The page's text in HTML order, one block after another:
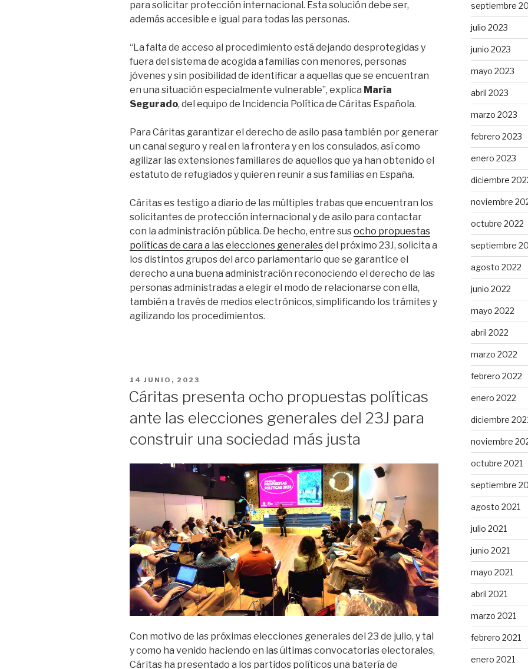
para solicitar protección internacional. Esta solución debe ser,
además accesible e igual para todas las personas.
“La falta de acceso al procedimiento está dejando desprotegidas y
fuera del sistema de acogida a familias con menores, personas
jóvenes y sin posibilidad de identificar a aquellas que se encuentran
en una situación especialmente vulnerable”, explica María
Segurado, del equipo de Incidencia Política de Cáritas Española.
Para Cáritas garantizar el derecho de asilo pasa también por generar
un canal seguro y real en la frontera y en los consulados, así como
agilizar las extensiones familiares de aquellos que ya han obtenido el
estatuto de refugiados y quieren reunir a sus familias en España.
Cáritas es testigo a diario de las múltiples trabas que encuentran los
solicitantes de protección internacional y de asilo para contactar
con la administración pública. De hecho, entre susocho propuestas
políticas de cara a las elecciones generalesdel próximo 23J, solicita a
los distintos grupos del arco parlamentario que se garantice el
derecho a una buena administración reconociendo el derecho de las
personas administradas a elegir el modo de relacionarse con ella,
también a través de medios electrónicos, simplificando los trámites y
agilizando los procedimientos.
PUBLICADO
14 JUNIO, 2023
Cáritas presenta ocho propuestas políticas
ante las elecciones generales del 23J para
construir una sociedad más justa
Con motivo de las próximas elecciones generales del 23 de julio, y tal
y como ha venido haciendo en las últimas convocatorias electorales,
Cáritas ha presentado a los partidos políticos una batería de
septiembre
julio 2023
junio 2023
mayo 2023
abril 2023
marzo 2023
febrero 2023
enero 2023
diciembre
noviembre
octubre 2022
septiembre
agosto 2022
junio 2022
mayo 2022
abril 2022
marzo 2022
febrero 2022
enero 2022
diciembre
noviembre
octubre 2021
septiembre
agosto 2021
julio 2021
junio 2021
mayo 2021
abril 2021
marzo 2021
febrero 2021
enero 2021